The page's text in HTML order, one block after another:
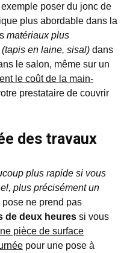
poser du jonc de
plus abordable dans la
matériaux plus
en laine, sisal) dans
le salon, même sur un
le coût de la main-
prestataire de couvrir
des travaux
plus rapide si vous
plus précisément un
ne prend pas
de deux heures si vous
pièce de surface
pour une pose à